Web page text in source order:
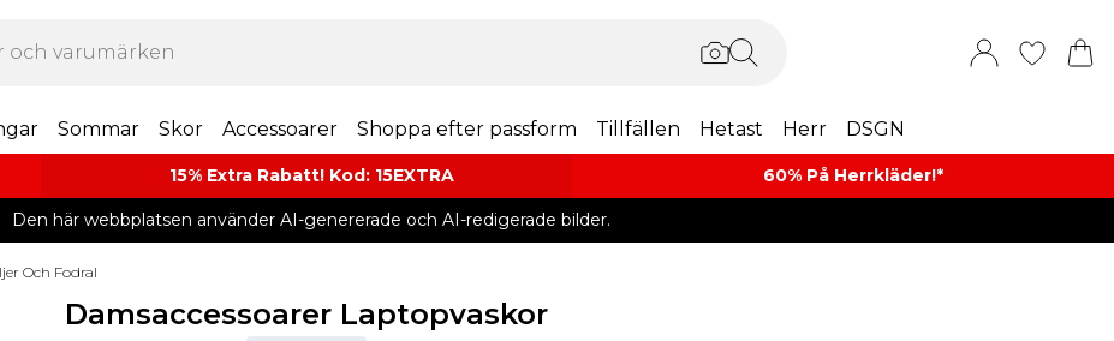
Sommar Skor Accessoarer Shoppa efter passform Tillfällen Hetast Herr DSGN
15% Extra Rabatt! Kod: 15EXTRA 60% På Herrkläder!*​
Den här webbplatsen använder AI-genererade och AI-redigerade bilder.
Och Fodral
Damsaccessoarer Laptopvaskor